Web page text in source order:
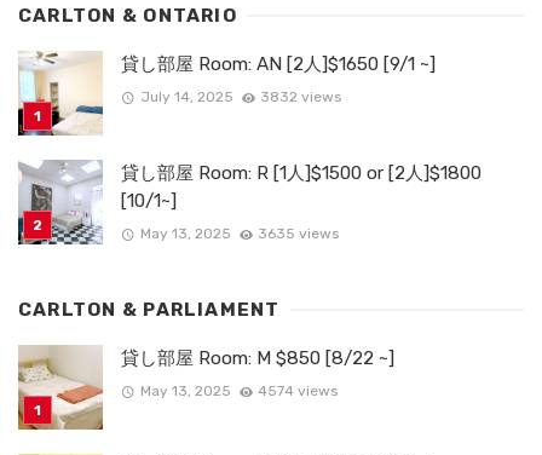
CARLTON & ONTARIO
貸し部屋 Room: AN [2人]$1650 [9/1 ~]
July 14, 2025 3832 views
貸し部屋 Room: R [1人]$1500 or [2人]$1800
[10/1~]
May 13, 2025 3635 views
CARLTON & PARLIAMENT
貸し部屋 Room: M $850 [8/22 ~]
May 13, 2025 4574 views